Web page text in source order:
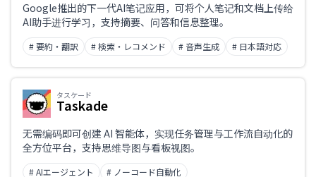
Google推出的下一代AI笔记应用，可将个人笔记和文档上传给
AI助手进行学习，支持摘要、问答和信息整理。
# 要約・翻訳 # 検索・レコメンド # 音声生成 # 日本語対応
タスケード
Taskade
无需编码即可创建 AI 智能体，实现任务管理与工作流自动化的
全方位平台，支持思维导图与看板视图。
# AIエージェント # ノーコード自動化